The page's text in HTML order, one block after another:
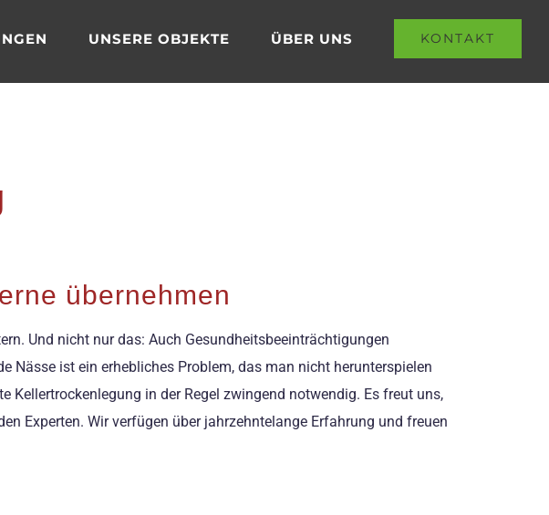
UNSERE OBJEKTE ÜBER UNS KONTAKT
übernehmen
Und nicht nur das: Auch Gesundheitsbeeinträchtigungen
Nässe ist ein erhebliches Problem, das man nicht herunterspielen
in der Regel zwingend notwendig. Es freut uns,
Experten. Wir verfügen über jahrzehntelange Erfahrung und freuen